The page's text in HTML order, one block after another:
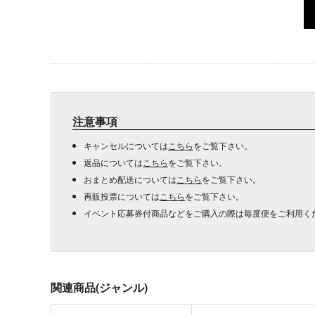
注意事項
キャンセルについては こちらをご覧下さい。
返品については こちらをご覧下さい。
おまとめ配送については こちらをご覧下さい。
再販投票については こちらをご覧下さい。
イベント応募券付商品などをご購入の際は毎度便をご利用く
関連商品(ジャンル)